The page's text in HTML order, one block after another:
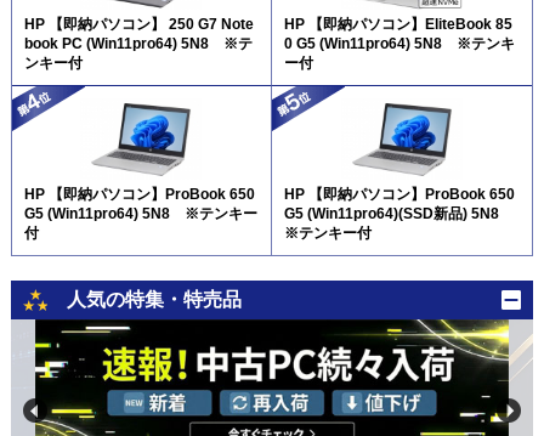
HP 【即納パソコン】 250 G7 Note
book PC (Win11pro64) 5N8 ※テ
ンキー付
HP 【即納パソコン】EliteBook 85
0 G5 (Win11pro64) 5N8 ※テンキ
ー付
HP 【即納パソコン】ProBook 650
G5 (Win11pro64) 5N8 ※テンキー
付
HP 【即納パソコン】ProBook 650
G5 (Win11pro64)(SSD新品) 5N8
※テンキー付
人気の特集・特売品